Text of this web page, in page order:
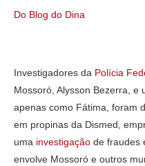
Do Blog do Dina
Investigadores da Polícia
Mossoró, Alysson Bezerra, e
apenas como Fátima, foram
em propinas da Dismed,
uma investigação de fraudes
envolve Mossoró e outros